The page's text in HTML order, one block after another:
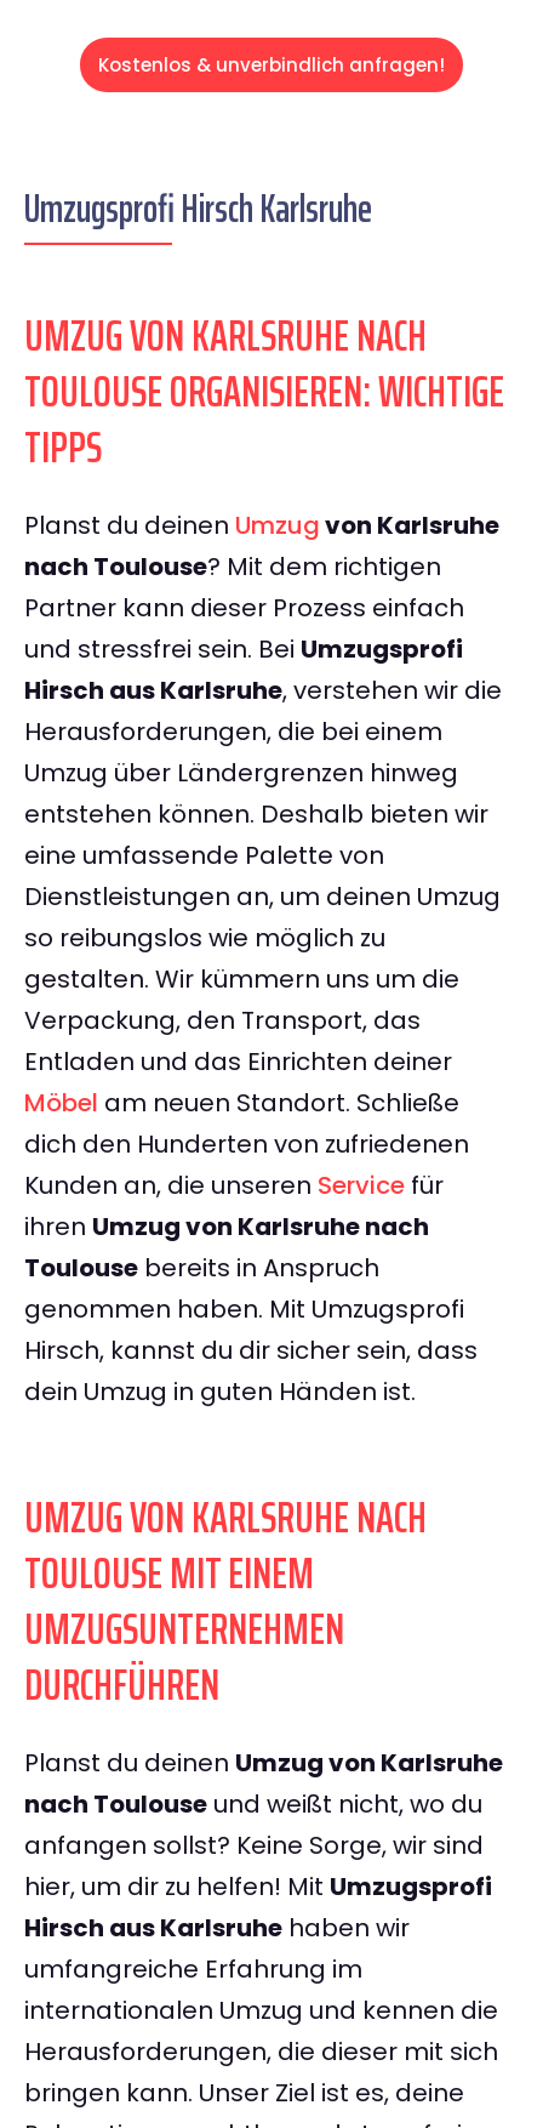
Kostenlos & unverbindlich anfragen!
Umzugsprofi Hirsch Karlsruhe
UMZUG VON KARLSRUHE NACH
TOULOUSE ORGANISIEREN: WICHTIGE
TIPPS
Planst du deinen Umzugvon Karlsruhe
nach Toulouse? Mit dem richtigen
Partner kann dieser Prozess einfach
und stressfrei sein. Bei Umzugsprofi
Hirsch aus Karlsruhe, verstehen wir die
Herausforderungen, die bei einem
Umzug über Ländergrenzen hinweg
entstehen können. Deshalb bieten wir
eine umfassende Palette von
Dienstleistungen an, um deinen Umzug
so reibungslos wie möglich zu
gestalten. Wir kümmern uns um die
Verpackung, den Transport, das
Entladen und das Einrichten deiner
Möbel am neuen Standort. Schließe
dich den Hunderten von zufriedenen
Kunden an, die unseren Service für
ihren Umzug von Karlsruhe nach
Toulouse bereits in Anspruch
genommen haben. Mit Umzugsprofi
Hirsch, kannst du dir sicher sein, dass
dein Umzug in guten Händen ist.
UMZUG VON KARLSRUHE NACH
TOULOUSE MIT EINEM
UMZUGSUNTERNEHMEN
DURCHFÜHREN
Planst du deinen Umzug von Karlsruhe
nach Toulouse und weißt nicht, wo du
anfangen sollst? Keine Sorge, wir sind
hier, um dir zu helfen! Mit Umzugsprofi
Hirsch aus Karlsruhe haben wir
umfangreiche Erfahrung im
internationalen Umzug und kennen die
Herausforderungen, die dieser mit sich
bringen kann. Unser Ziel ist es, deine